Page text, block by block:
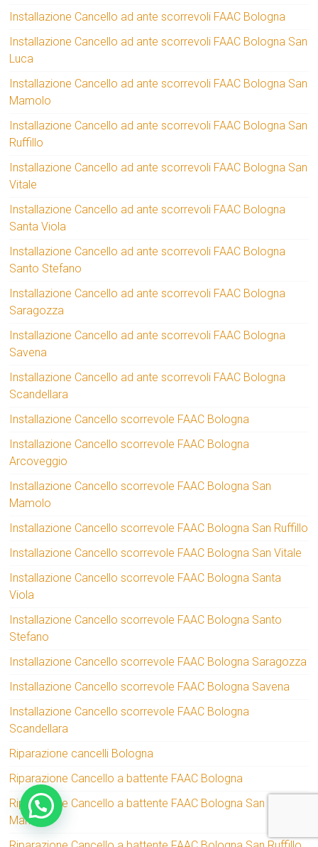
Installazione Cancello ad ante scorrevoli FAAC Bologna
Installazione Cancello ad ante scorrevoli FAAC Bologna San
Luca
Installazione Cancello ad ante scorrevoli FAAC Bologna San
Mamolo
Installazione Cancello ad ante scorrevoli FAAC Bologna San
Ruffillo
Installazione Cancello ad ante scorrevoli FAAC Bologna San
Vitale
Installazione Cancello ad ante scorrevoli FAAC Bologna
Santa Viola
Installazione Cancello ad ante scorrevoli FAAC Bologna
Santo Stefano
Installazione Cancello ad ante scorrevoli FAAC Bologna
Saragozza
Installazione Cancello ad ante scorrevoli FAAC Bologna
Savena
Installazione Cancello ad ante scorrevoli FAAC Bologna
Scandellara
Installazione Cancello scorrevole FAAC Bologna
Installazione Cancello scorrevole FAAC Bologna
Arcoveggio
Installazione Cancello scorrevole FAAC Bologna San
Mamolo
Installazione Cancello scorrevole FAAC Bologna San Ruffillo
Installazione Cancello scorrevole FAAC Bologna San Vitale
Installazione Cancello scorrevole FAAC Bologna Santa
Viola
Installazione Cancello scorrevole FAAC Bologna Santo
Stefano
Installazione Cancello scorrevole FAAC Bologna Saragozza
Installazione Cancello scorrevole FAAC Bologna Savena
Installazione Cancello scorrevole FAAC Bologna
Scandellara
Riparazione cancelli Bologna
Riparazione Cancello a battente FAAC Bologna
Riparazione Cancello a battente FAAC Bologna San
Mamolo